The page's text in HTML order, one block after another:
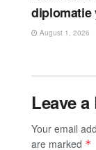
diplomatie
August 1, 2026
Leave
Your email
are marked *